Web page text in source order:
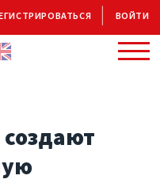
ВОЙТИ